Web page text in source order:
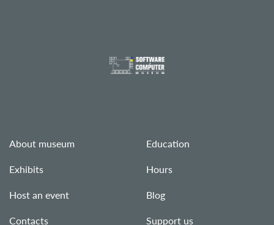
About museum
Exhibits
Host an event
Contacts
Education
Hours
Blog
Support us